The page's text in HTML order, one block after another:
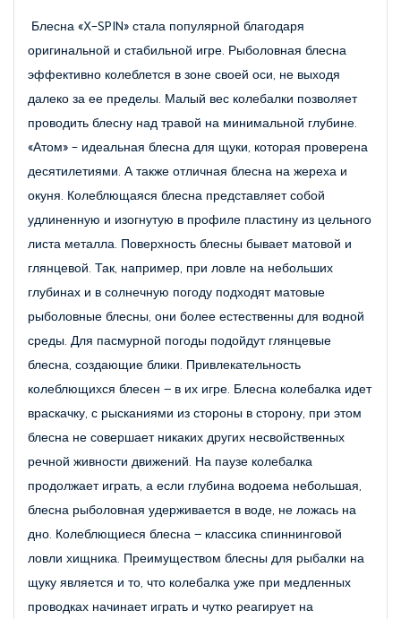
Блесна «X-SPIN» стала популярной благодаря
оригинальной и стабильной игре. Рыболовная блесна
эффективно колеблется в зоне своей оси, не выходя
далеко за ее пределы. Малый вес колебалки позволяет
проводить блесну над травой на минимальной глубине.
«Атом» - идеальная блесна для щуки, которая проверена
десятилетиями. А также отличная блесна на жереха и
окуня. Колеблющаяся блесна представляет собой
удлиненную и изогнутую в профиле пластину из цельного
листа металла. Поверхность блесны бывает матовой и
глянцевой. Так, например, при ловле на небольших
глубинах и в солнечную погоду подходят матовые
рыболовные блесны, они более естественны для водной
среды. Для пасмурной погоды подойдут глянцевые
блесна, создающие блики. Привлекательность
колеблющихся блесен – в их игре. Блесна колебалка идет
враскачку, с рысканиями из стороны в сторону, при этом
блесна не совершает никаких других несвойственных
речной живности движений. На паузе колебалка
продолжает играть, а если глубина водоема небольшая,
блесна рыболовная удерживается в воде, не ложась на
дно. Колеблющиеся блесна – классика спиннинговой
ловли хищника. Преимуществом блесны для рыбалки на
щуку является и то, что колебалка уже при медленных
проводках начинает играть и чутко реагирует на